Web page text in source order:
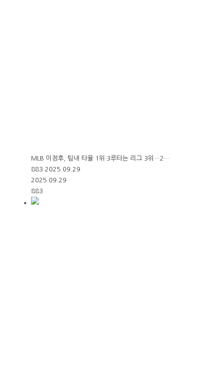
MLB 이정후, 팀내 타율 1위·3루타는 리그 3위…2…
883 2025.09.29
2025.09.29
883